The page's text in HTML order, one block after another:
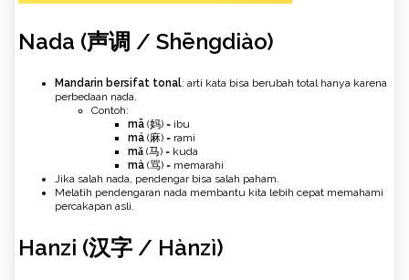
Nada (声调 / Shēngdiào)
Mandarin bersifat tonal: arti kata bisa berubah total hanya karena
perbedaan nada.
Contoh:
mā (妈) = ibu
má (麻) = rami
mǎ (马) = kuda
mà (骂) = memarahi
Jika salah nada, pendengar bisa salah paham.
Melatih pendengaran nada membantu kita lebih cepat memahami
percakapan asli.
Hanzi (汉字 / Hànzì)